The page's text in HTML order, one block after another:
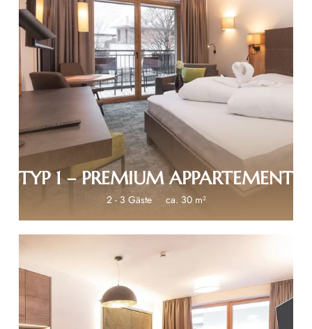
€ 135
TYP 1 – PREMIUM APPARTEMENT
2 - 3 Gäste ca. 30 m²